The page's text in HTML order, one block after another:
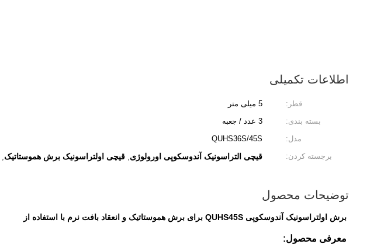
اطلاعات تکمیلی
قطر: 5 میلی متر
بسته بندی:
3 عدد / جعبه
مدل:
QUHS36S/45S
برجسته کردن:
قیچی التراسونیک آندوسکوپی اورولوژی, قیچی اولتراسونیک برش هموستاتیک,
توضیحات محصول
برش اولتراسونیک آندوسکوپی QUHS45S برای برش هموستاتیک و انعقاد بافت نرم با استفاده از
معرفی محصول: